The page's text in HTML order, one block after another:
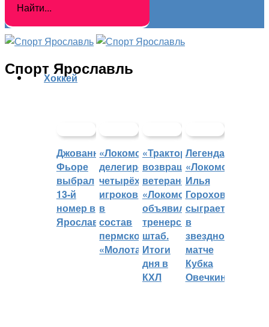
Спорт Ярославль
Хоккей
Джованни
Фьоре
выбрал
13-й
номер в
Ярославле
«Локомотив»
делегировал
четырёх
игроков
в
состав
пермского
«Молота»
«Трактор»
возвращает
ветеранов,
«Локомотив»
объявил
тренерский
штаб.
Итоги
дня в
КХЛ
Легенда
«Локомотива»
Илья
Горохов
сыграет
в
звездном
матче
Кубка
Овечкина